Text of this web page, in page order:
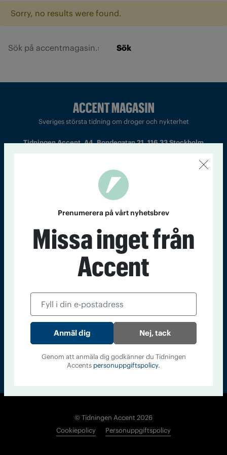
Sorry, no results were found.
Sök
Sveriges största tidning om droger och nykterhet
Tidningen Accent, A4, Bondegatan 21, 116 33 Stockholm
Chefredaktör och ansvarig utgivare: Barbro Janson Lundkvist,
barbro@a4.se.
Kontakt Om Tidningen Tidningsarkiv In English
Läs tidigare
Accent
© Tidningen Accent 2026
Cookiepolicy
Personuppgiftspolicy
Prenumerera på vårt nyhetsbrev
Missa inget från
Accent
Nej, tack
Genom att anmäla dig godkänner du Tidningen
Accents personuppgiftspolicy.